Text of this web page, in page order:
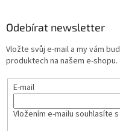
Odebírat newsletter
Vložte svůj e-mail a my vám
produktech na našem e-shopu.
E-mail
Vložením e-mailu souhlasíte s